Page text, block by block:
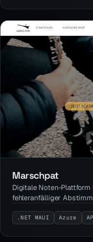
Marschpat
Digitale Noten-
fehleranfälliger
.NET MAUI Azure